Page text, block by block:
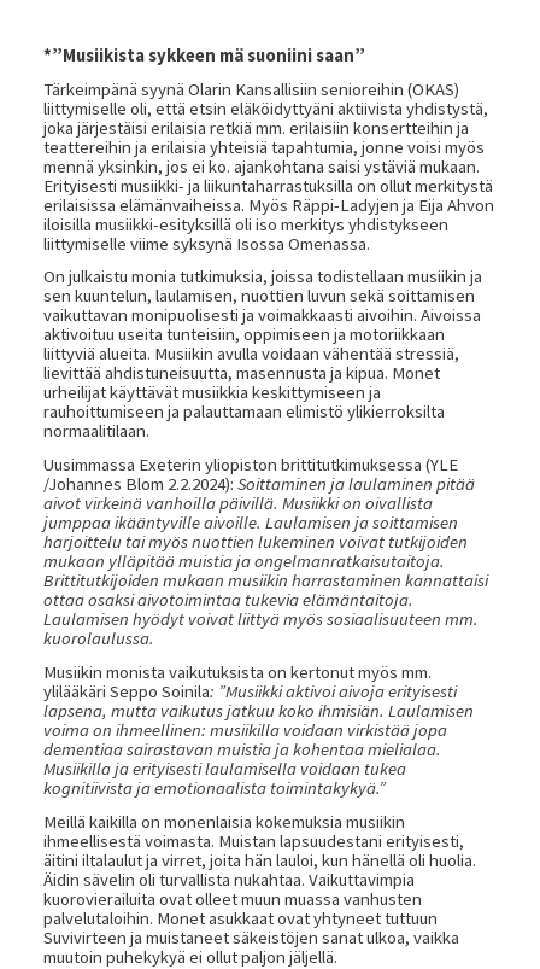
*”Musiikista sykkeen mä suoniini saan”
Tärkeimpänä syynä Olarin Kansallisiin senioreihin (OKAS)
liittymiselle oli, että etsin eläköidyttyäni aktiivista yhdistystä,
joka järjestäisi erilaisia retkiä mm. erilaisiin konsertteihin ja
teattereihin ja erilaisia yhteisiä tapahtumia, jonne voisi myös
mennä yksinkin, jos ei ko. ajankohtana saisi ystäviä mukaan.
Erityisesti musiikki- ja liikuntaharrastuksilla on ollut merkitystä
erilaisissa elämänvaiheissa. Myös Räppi-Ladyjen ja Eija Ahvon
iloisilla musiikki-esityksillä oli iso merkitys yhdistykseen
liittymiselle viime syksynä Isossa Omenassa.
On julkaistu monia tutkimuksia, joissa todistellaan musiikin ja
sen kuuntelun, laulamisen, nuottien luvun sekä soittamisen
vaikuttavan monipuolisesti ja voimakkaasti aivoihin. Aivoissa
aktivoituu useita tunteisiin, oppimiseen ja motoriikkaan
liittyviä alueita. Musiikin avulla voidaan vähentää stressiä,
lievittää ahdistuneisuutta, masennusta ja kipua. Monet
urheilijat käyttävät musiikkia keskittymiseen ja
rauhoittumiseen ja palauttamaan elimistö ylikierroksilta
normaalitilaan.
Uusimmassa Exeterin yliopiston brittitutkimuksessa (YLE
/Johannes Blom 2.2.2024): Soittaminen ja laulaminen pitää
aivot virkeinä vanhoilla päivillä. Musiikki on oivallista
jumppaa ikääntyville aivoille. Laulamisen ja soittamisen
harjoittelu tai myös nuottien lukeminen voivat tutkijoiden
mukaan ylläpitää muistia ja ongelmanratkaisutaitoja.
Brittitutkijoiden mukaan musiikin harrastaminen kannattaisi
ottaa osaksi aivotoimintaa tukevia elämäntaitoja.
Laulamisen hyödyt voivat liittyä myös sosiaalisuuteen mm.
kuorolaulussa.
Musiikin monista vaikutuksista on kertonut myös mm.
ylilääkäri Seppo Soinila: ”Musiikki aktivoi aivoja erityisesti
lapsena, mutta vaikutus jatkuu koko ihmisiän. Laulamisen
voima on ihmeellinen: musiikilla voidaan virkistää jopa
dementiaa sairastavan muistia ja kohentaa mielialaa.
Musiikilla ja erityisesti laulamisella voidaan tukea
kognitiivista ja emotionaalista toimintakykyä.”
Meillä kaikilla on monenlaisia kokemuksia musiikin
ihmeellisestä voimasta. Muistan lapsuudestani erityisesti,
äitini iltalaulut ja virret, joita hän lauloi, kun hänellä oli huolia.
Äidin sävelin oli turvallista nukahtaa. Vaikuttavimpia
kuorovierailuita ovat olleet muun muassa vanhusten
palvelutaloihin. Monet asukkaat ovat yhtyneet tuttuun
Suvivirteen ja muistaneet säkeistöjen sanat ulkoa, vaikka
muutoin puhekykyä ei ollut paljon jäljellä.